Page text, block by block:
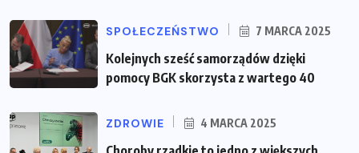
SPOŁECZEŃSTWO 7 MARCA 2025
Kolejnych sześć samorządów dzięki
pomocy BGK skorzysta z wartego 40
ZDROWIE 4 MARCA 2025